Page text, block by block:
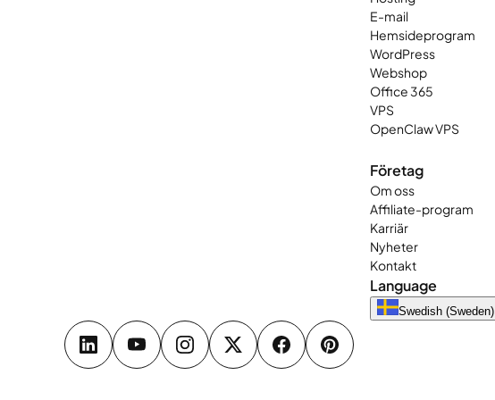
E-mail
Hemsideprogram
WordPress
Webshop
Office 365
VPS
OpenClaw VPS
Företag
Om oss
Affiliate-program
Karriär
Nyheter
Kontakt
Language
Swedish (Sweden)